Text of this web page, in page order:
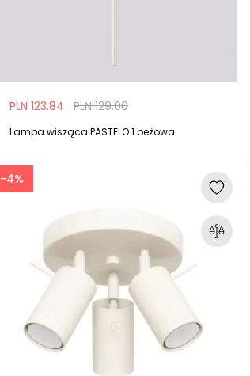
PLN 129.00
PLN 123.84
Lampa wisząca PASTELO 1 beżowa
-4%